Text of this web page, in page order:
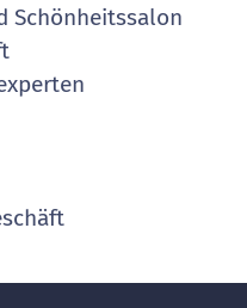
Schönheitssalon